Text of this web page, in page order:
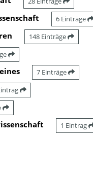
6 Einträge
148 Einträge
7 Einträge
1 Eintrag